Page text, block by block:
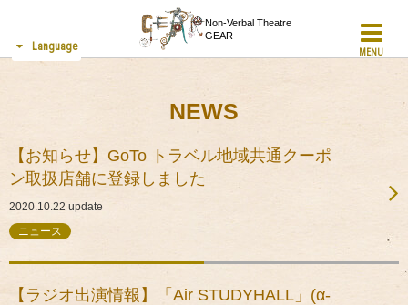
Non-Verbal Theatre
GEAR
MENU
Language
NEWS
【お知らせ】GoTo トラベル地域共通クーポ
ン取扱店舗に登録しました
2020.10.22 update
ニュース
【ラジオ出演情報】「Air STUDYHALL」(α-